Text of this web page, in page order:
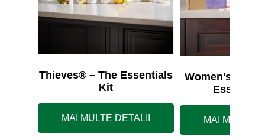
Thieves® – The Essentials
Kit
MAI MULTE DETALII
Women's
MAI MULTE